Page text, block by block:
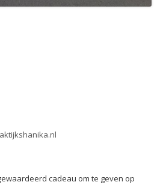
cadeau om te geven op